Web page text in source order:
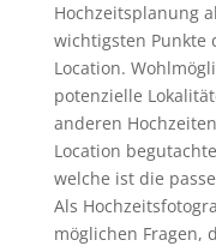
Hochzeitsplanung
wichtigsten Punkte
Location.
potenzielle
anderen
Location
welche ist die
Als
möglichen Fragen,